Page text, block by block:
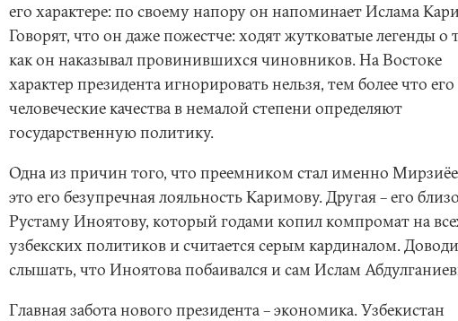
его характере: по своему напору он напоминает Ислама
Говорят, что он даже пожестче: ходят жутковатые легенды о
как он наказывал провинившихся чиновников. На Востоке
характер президента игнорировать нельзя, тем более что его
человеческие качества в немалой степени определяют
государственную политику.
Одна из причин того, что преемником стал именно
это его безупречная лояльность Каримову. Другая – его
Рустаму Иноятову, который годами копил компромат на
узбекских политиков и считается серым кардиналом.
слышать, что Иноятова побаивался и сам Ислам
Главная забота нового президента – экономика. Узбекистан